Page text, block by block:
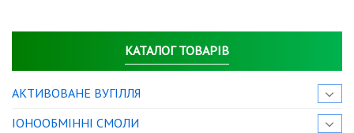
КАТАЛОГ ТОВАРІВ
АКТИВОВАНЕ ВУГІЛЛЯ
IОНООБМІННІ СМОЛИ